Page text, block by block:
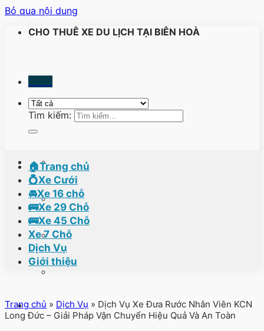
Bỏ qua nội dung
CHO THUÊ XE DU LỊCH TẠI BIÊN HOÀ
Tìm kiếm:
🏠Trang chủ
💍Xe Cưới
🚘Xe 16 chỗ
🚌Xe 29 Chỗ
🚌Xe 45 Chỗ
Xe 7 Chỗ
Dịch Vụ
Giới thiệu
Trang chủ » Dịch Vụ » Dịch Vụ Xe Đưa Rước Nhân Viên KCN
Long Đức – Giải Pháp Vận Chuyển Hiệu Quả Và An Toàn